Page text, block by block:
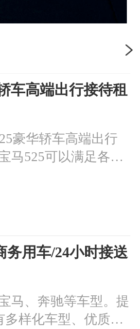
车高端出行接待租
豪华轿车高端出行
马525可以满足各种
而有所不同。
务用车/24小时接送
马、奔驰等车型。提
样化车型、优质服